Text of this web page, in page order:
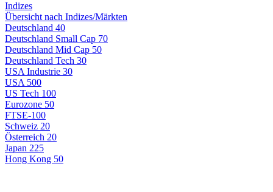
Indizes
Übersicht nach Indizes/Märkten
Deutschland 40
Deutschland Small Cap 70
Deutschland Mid Cap 50
Deutschland Tech 30
USA Industrie 30
USA 500
US Tech 100
Eurozone 50
FTSE-100
Schweiz 20
Österreich 20
Japan 225
Hong Kong 50